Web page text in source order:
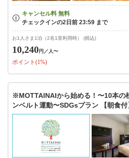
お1人さま1泊（2名1室利用時） (税込)
10,240円 ／人〜
ポイント(1%)
※MOTTAINAIから始める！〜10本の
ンベルト運動〜SDGsプラン 【朝食付